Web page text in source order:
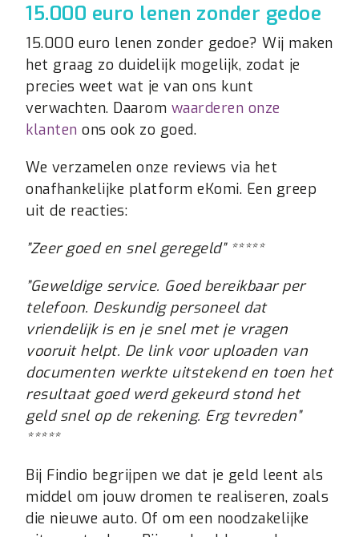
15.000 euro lenen zonder gedoe
15.000 euro lenen zonder gedoe? Wij maken
het graag zo duidelijk mogelijk, zodat je
precies weet wat je van ons kunt
verwachten. Daarom waarderen onze
klanten ons ook zo goed.
We verzamelen onze reviews via het
onafhankelijke platform eKomi. Een greep
uit de reacties:
”Zeer goed en snel geregeld” *****
”Geweldige service. Goed bereikbaar per
telefoon. Deskundig personeel dat
vriendelijk is en je snel met je vragen
vooruit helpt. De link voor uploaden van
documenten werkte uitstekend en toen het
resultaat goed werd gekeurd stond het
geld snel op de rekening. Erg tevreden”
*****
Bij Findio begrijpen we dat je geld leent als
middel om jouw dromen te realiseren, zoals
die nieuwe auto. Of om een noodzakelijke